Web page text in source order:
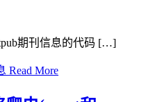
期刊信息的代码 […]
Read More